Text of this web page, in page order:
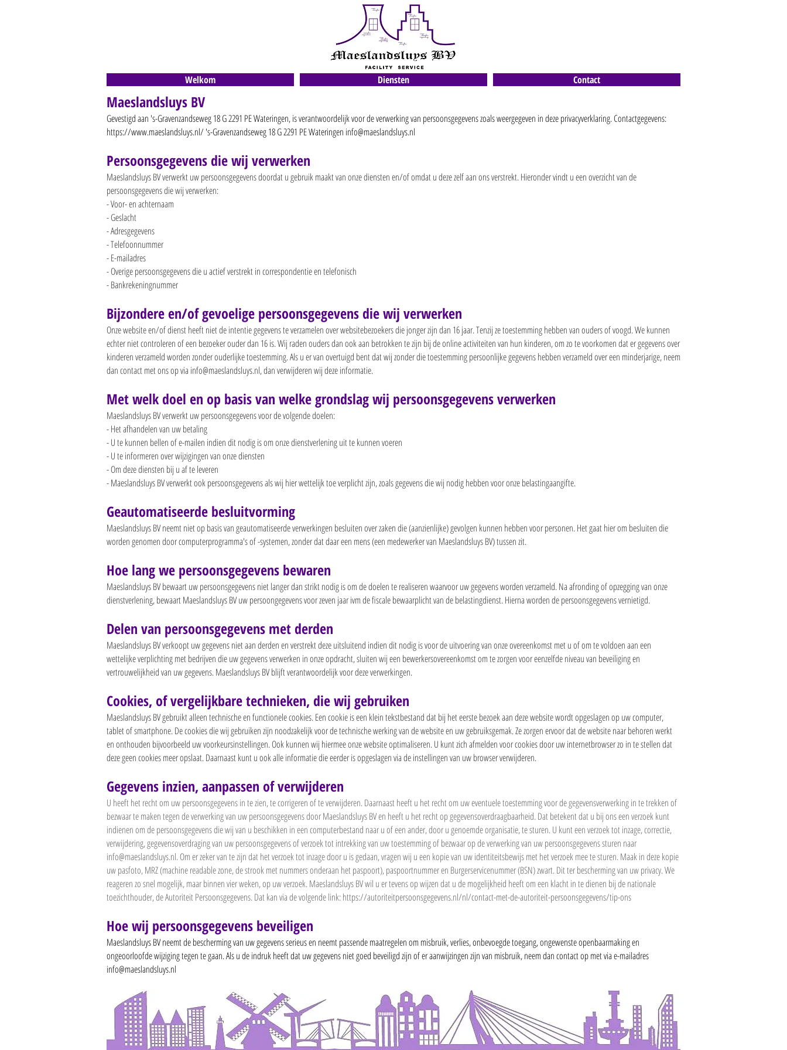
Welkom Diensten Contact
Maeslandsluys BV
Gevestigd aan 's-Gravenzandseweg 18 G 2291 PE Wateringen, is verantwoordelijk voor de verwerking van persoonsgegevens zoals weergegeven in deze privacyverklaring. Contactgegevens:
https://www.maeslandsluys.nl/ 's-Gravenzandseweg 18 G 2291 PE Wateringen info@maeslandsluys.nl
Persoonsgegevens die wij verwerken
Maeslandsluys BV verwerkt uw persoonsgegevens doordat u gebruik maakt van onze diensten en/of omdat u deze zelf aan ons verstrekt. Hieronder vindt u een overzicht van de
persoonsgegevens die wij verwerken:
- Voor- en achternaam
- Geslacht
- Adresgegevens
- Telefoonnummer
- E-mailadres
- Overige persoonsgegevens die u actief verstrekt in correspondentie en telefonisch
- Bankrekeningnummer
Bijzondere en/of gevoelige persoonsgegevens die wij verwerken
Onze website en/of dienst heeft niet de intentie gegevens te verzamelen over websitebezoekers die jonger zijn dan 16 jaar. Tenzij ze toestemming hebben van ouders of voogd. We kunnen
echter niet controleren of een bezoeker ouder dan 16 is. Wij raden ouders dan ook aan betrokken te zijn bij de online activiteiten van hun kinderen, om zo te voorkomen dat er gegevens over
kinderen verzameld worden zonder ouderlijke toestemming. Als u er van overtuigd bent dat wij zonder die toestemming persoonlijke gegevens hebben verzameld over een minderjarige, neem
dan contact met ons op via info@maeslandsluys.nl, dan verwijderen wij deze informatie.
Met welk doel en op basis van welke grondslag wij persoonsgegevens verwerken
Maeslandsluys BV verwerkt uw persoonsgegevens voor de volgende doelen:
- Het afhandelen van uw betaling
- U te kunnen bellen of e-mailen indien dit nodig is om onze dienstverlening uit te kunnen voeren
- U te informeren over wijzigingen van onze diensten
- Om deze diensten bij u af te leveren
- Maeslandsluys BV verwerkt ook persoonsgegevens als wij hier wettelijk toe verplicht zijn, zoals gegevens die wij nodig hebben voor onze belastingaangifte.
Geautomatiseerde besluitvorming
Maeslandsluys BV neemt niet op basis van geautomatiseerde verwerkingen besluiten over zaken die (aanzienlijke) gevolgen kunnen hebben voor personen. Het gaat hier om besluiten die
worden genomen door computerprogramma's of -systemen, zonder dat daar een mens (een medewerker van Maeslandsluys BV) tussen zit.
Hoe lang we persoonsgegevens bewaren
Maeslandsluys BV bewaart uw persoonsgegevens niet langer dan strikt nodig is om de doelen te realiseren waarvoor uw gegevens worden verzameld. Na afronding of opzegging van onze
dienstverlening, bewaart Maeslandsluys BV uw persoongegevens voor zeven jaar ivm de fiscale bewaarplicht van de belastingdienst. Hierna worden de persoonsgegevens vernietigd.
Delen van persoonsgegevens met derden
Maeslandsluys BV verkoopt uw gegevens niet aan derden en verstrekt deze uitsluitend indien dit nodig is voor de uitvoering van onze overeenkomst met u of om te voldoen aan een
wettelijke verplichting met bedrijven die uw gegevens verwerken in onze opdracht, sluiten wij een bewerkersovereenkomst om te zorgen voor eenzelfde niveau van beveiliging en
vertrouwelijkheid van uw gegevens. Maeslandsluys BV blijft verantwoordelijk voor deze verwerkingen.
Cookies, of vergelijkbare technieken, die wij gebruiken
Maeslandsluys BV gebruikt alleen technische en functionele cookies. Een cookie is een klein tekstbestand dat bij het eerste bezoek aan deze website wordt opgeslagen op uw computer,
tablet of smartphone. De cookies die wij gebruiken zijn noodzakelijk voor de technische werking van de website en uw gebruiksgemak. Ze zorgen ervoor dat de website naar behoren werkt
en onthouden bijvoorbeeld uw voorkeursinstellingen. Ook kunnen wij hiermee onze website optimaliseren. U kunt zich afmelden voor cookies door uw internetbrowser zo in te stellen dat
deze geen cookies meer opslaat. Daarnaast kunt u ook alle informatie die eerder is opgeslagen via de instellingen van uw browser verwijderen.
Gegevens inzien, aanpassen of verwijderen
U heeft het recht om uw persoonsgegevens in te zien, te corrigeren of te verwijderen. Daarnaast heeft u het recht om uw eventuele toestemming voor de gegevensverwerking in te trekken of
bezwaar te maken tegen de verwerking van uw persoonsgegevens door Maeslandsluys BV en heeft u het recht op gegevensoverdraagbaarheid. Dat betekent dat u bij ons een verzoek kunt
indienen om de persoonsgegevens die wij van u beschikken in een computerbestand naar u of een ander, door u genoemde organisatie, te sturen. U kunt een verzoek tot inzage, correctie,
verwijdering, gegevensoverdraging van uw persoonsgegevens of verzoek tot intrekking van uw toestemming of bezwaar op de verwerking van uw persoonsgegevens sturen naar
info@maeslandsluys.nl. Om er zeker van te zijn dat het verzoek tot inzage door u is gedaan, vragen wij u een kopie van uw identiteitsbewijs met het verzoek mee te sturen. Maak in deze kopie
uw pasfoto, MRZ (machine readable zone, de strook met nummers onderaan het paspoort), paspoortnummer en Burgerservicenummer (BSN) zwart. Dit ter bescherming van uw privacy. We
reageren zo snel mogelijk, maar binnen vier weken, op uw verzoek. Maeslandsluys BV wil u er tevens op wijzen dat u de mogelijkheid heeft om een klacht in te dienen bij de nationale
toezichthouder, de Autoriteit Persoonsgegevens. Dat kan via de volgende link:https://autoriteitpersoonsgegevens.nl/nl/contact-met-de-autoriteit-persoonsgegevens/tip-ons
Hoe wij persoonsgegevens beveiligen
Maeslandsluys BV neemt de bescherming van uw gegevens serieus en neemt passende maatregelen om misbruik, verlies, onbevoegde toegang, ongewenste openbaarmaking en
ongeoorloofde wijziging tegen te gaan. Als u de indruk heeft dat uw gegevens niet goed beveiligd zijn of er aanwijzingen zijn van misbruik, neem dan contact op met via e-mailadres
info@maeslandsluys.nl